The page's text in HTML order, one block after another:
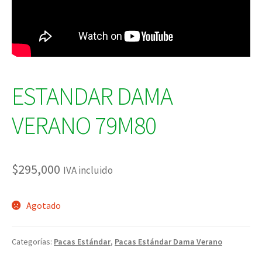
ESTANDAR DAMA
VERANO 79M80
$295,000 IVA incluido
Agotado
Categorías: Pacas Estándar, Pacas Estándar Dama Verano